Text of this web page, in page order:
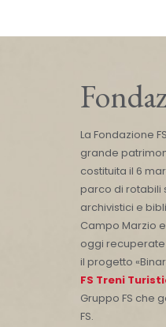
La Fondazione
grande
costituita il 6
parco di rotabili
archivistici e
Campo Marzio
oggi
il progetto
FS Treni
Gruppo FS che
FS.